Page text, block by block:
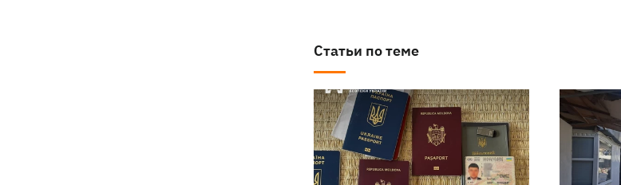
Статьи по теме